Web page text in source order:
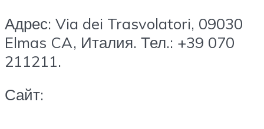
Адрес: Via dei Trasvolatori, 09030
Elmas CA, Италия. Тел.: +39 070
211211.
Сайт: